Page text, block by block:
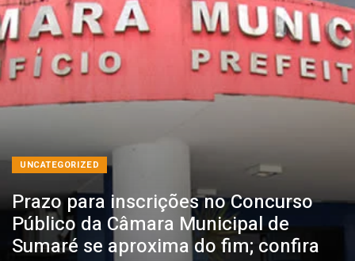
UNCATEGORIZED
Prazo para inscrições no Concurso
Público da Câmara Municipal de
Sumaré se aproxima do fim; confira